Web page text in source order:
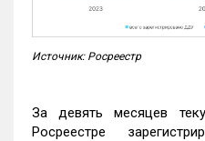
Источник: Росреестр
За девять месяцев
Росреестре